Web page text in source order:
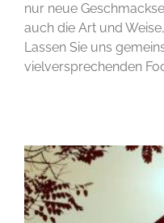
nur neue
auch die Art und
Lassen Sie uns
vielversprechenden